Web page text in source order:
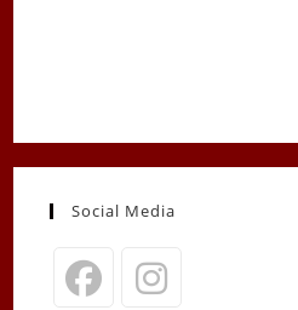
Social Media